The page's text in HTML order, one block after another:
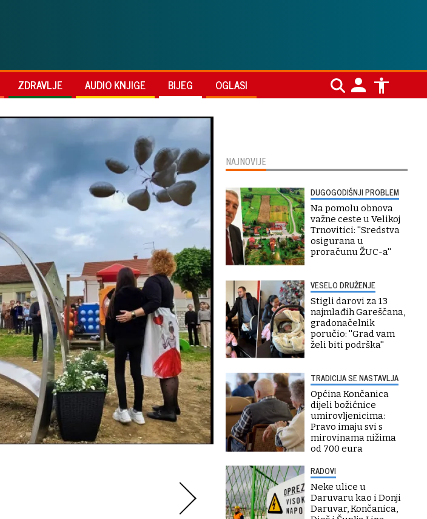
ZDRAVLJE AUDIO KNJIGE BIJEG OGLASI
NAJNOVIJE
DUGOGODIŠNJI PROBLEM
Na pomolu obnova
važne ceste u Velikoj
Trnovitici: ''Sredstva
osigurana u
proračunu ŽUC-a''
VESELO DRUŽENJE
Stigli darovi za 13
najmlađih Gareščana,
gradonačelnik
poručio: ''Grad vam
želi biti podrška''
TRADICIJA SE NASTAVLJA
Općina Končanica
dijeli božićnice
umirovljenicima:
Pravo imaju svi s
mirovinama nižima
od 700 eura
RADOVI
Neke ulice u
Daruvaru kao i Donji
Daruvar, Končanica,